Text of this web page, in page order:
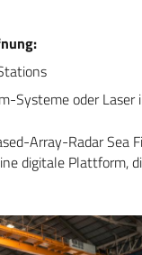
Systeme oder Laser
Array-Radar Sea
digitale Plattform,